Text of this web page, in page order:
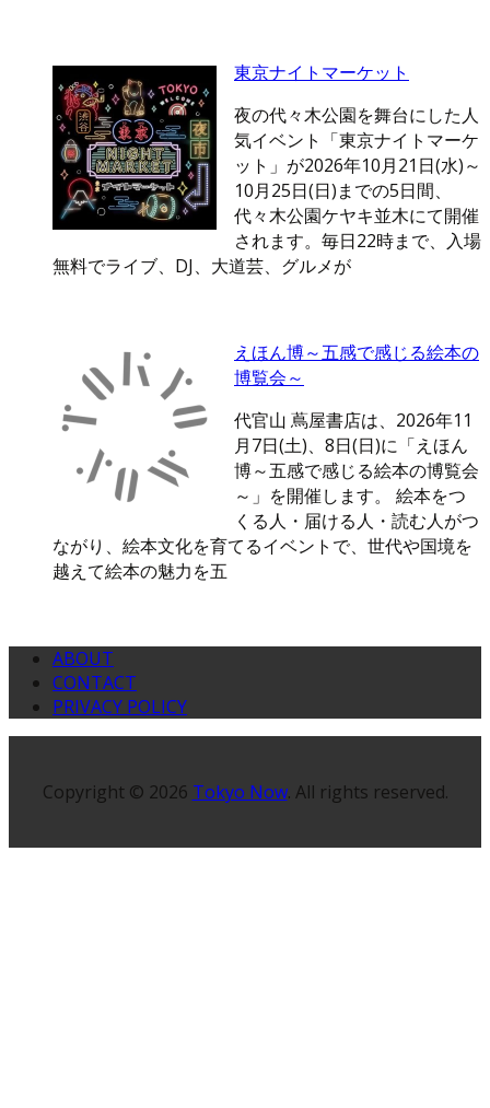
東京ナイトマーケット
夜の代々木公園を舞台にした人
気イベント「東京ナイトマーケ
ット」が2026年10月21日(水)～
10月25日(日)までの5日間、
代々木公園ケヤキ並木にて開催
されます。毎日22時まで、入場
無料でライブ、DJ、大道芸、グルメが
えほん博～五感で感じる絵本の
博覧会～
代官山 蔦屋書店は、2026年11
月7日(土)、8日(日)に「えほん
博～五感で感じる絵本の博覧会
～」を開催します。 絵本をつ
くる人・届ける人・読む人がつ
ながり、絵本文化を育てるイベントで、世代や国境を
越えて絵本の魅力を五
ABOUT
CONTACT
PRIVACY POLICY
Copyright © 2026 Tokyo Now. All rights reserved.